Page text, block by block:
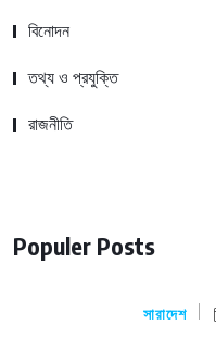
বিনোদন
তথ্য ও প্রযুক্তি
রাজনীতি
Populer Posts
সারাদেশ